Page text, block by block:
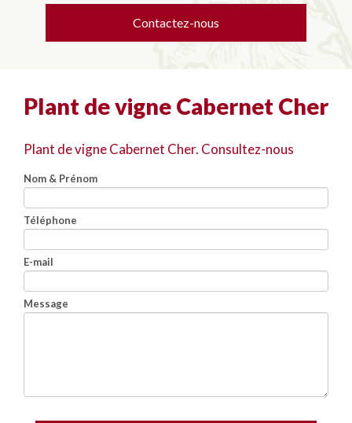
Contactez-nous
Plant de vigne Cabernet Cher
Plant de vigne Cabernet Cher. Consultez-nous
Nom & Prénom
Téléphone
E-mail
Message